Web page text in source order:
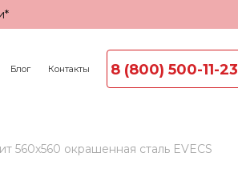
Блог Контакты 8 (800) 500-11-23
окрашенная сталь EVECS